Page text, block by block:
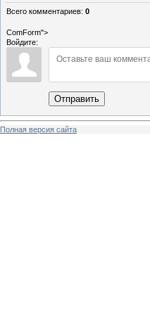
Всего комментариев: 0
ComForm">
Войдите:
Отправить
Полная версия сайта